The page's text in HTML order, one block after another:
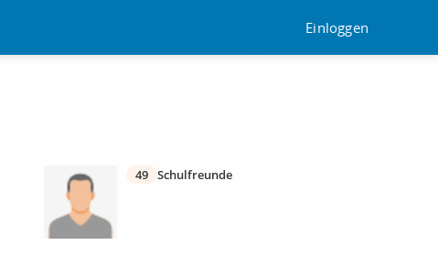
Einloggen
49 Schulfreunde